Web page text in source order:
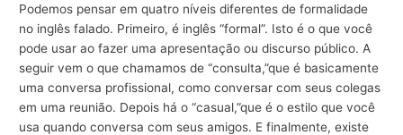
Podemos pensar em quatro níveis diferentes de formalidade
no inglês falado. Primeiro, é inglês “formal”. Isto é o que você
pode usar ao fazer uma apresentação ou discurso público. A
seguir vem o que chamamos de “consulta,”que é basicamente
uma conversa profissional, como conversar com seus colegas
em uma reunião. Depois há o “casual,”que é o estilo que você
usa quando conversa com seus amigos. E finalmente, existe